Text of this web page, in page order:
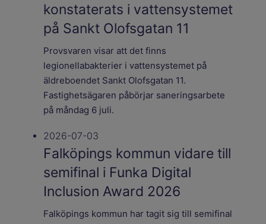
konstaterats i vattensystemet
på Sankt Olofsgatan 11
Provsvaren visar att det finns
legionellabakterier i vattensystemet på
äldreboendet Sankt Olofsgatan 11.
Fastighetsägaren påbörjar saneringsarbete
på måndag 6 juli.
2026-07-03
Falköpings kommun vidare till
semifinal i Funka Digital
Inclusion Award 2026
Falköpings kommun har tagit sig till semifinal